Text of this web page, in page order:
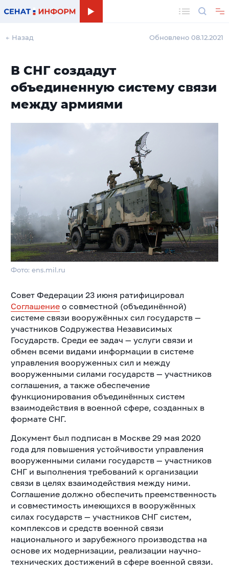
← Назад Обновлено 08.12.2021
В СНГ создадут
объединенную систему связи
между армиями
Фото: ens.mil.ru
Совет Федерации 23 июня ратифицировал
Соглашениео совместной (объединённой)
системе связи вооружённых сил государств —
участников Содружества Независимых
Государств. Среди ее задач — услуги связи и
обмен всеми видами информации в системе
управления вооруженных сил и между
вооруженными силами государств — участников
соглашения, а также обеспечение
функционирования объединённых систем
взаимодействия в военной сфере, созданных в
формате СНГ.
Документ был подписан в Москве 29 мая 2020
года для повышения устойчивости управления
вооруженными силами государств — участников
СНГ и выполнения требований к организации
связи в целях взаимодействия между ними.
Соглашение должно обеспечить преемственность
и совместимость имеющихся в вооружённых
силах государств — участников СНГ систем,
комплексов и средств военной связи
национального и зарубежного производства на
основе их модернизации, реализации научно-
технических достижений в сфере военной связи.